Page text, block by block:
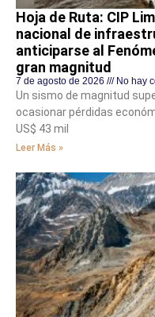
Hoja de Ruta: CIP
nacional de
anticiparse al
gran magnitud
7 de agosto de 2026 No hay
Un sismo de magnitud
ocasionar pérdidas
US$ 43 mil
Leer Más »